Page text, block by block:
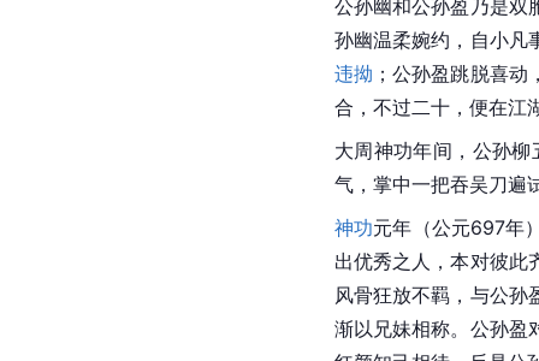
公孙幽和公孙盈乃是双
孙幽温柔婉约，自小凡
违拗 ；公孙盈跳脱喜
合，不过二十，便在江
大周神功年间，公孙
气，掌中一把吞吴刀遍
神功元年（公元697年
出优秀之人，本对彼此
风骨狂放不羁，与公孙
渐以兄妹相称。公孙盈